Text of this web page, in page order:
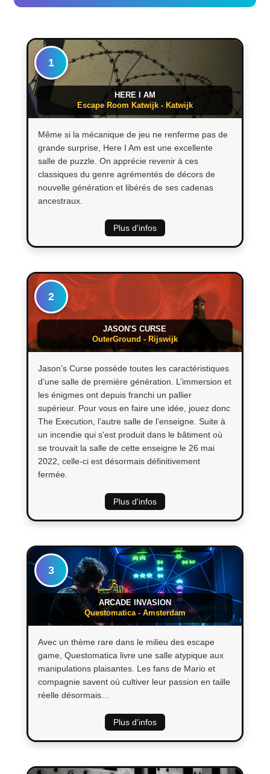
1
HERE I AM
Escape Room Katwijk - Katwijk
Même si la mécanique de jeu ne renferme pas de
grande surprise, Here I Am est une excellente
salle de puzzle. On apprécie revenir à ces
classiques du genre agrémentés de décors de
nouvelle génération et libérés de ses cadenas
ancestraux.
Plus d'infos
2
JASON'S CURSE
OuterGround - Rijswijk
Jason’s Curse possède toutes les caractéristiques
d’une salle de première génération. L’immersion et
les énigmes ont depuis franchi un pallier
supérieur. Pour vous en faire une idée, jouez donc
The Execution, l’autre salle de l’enseigne. Suite à
un incendie qui s'est produit dans le bâtiment où
se trouvait la salle de cette enseigne le 26 mai
2022, celle-ci est désormais définitivement
fermée.
Plus d'infos
3
ARCADE INVASION
Questomatica - Amsterdam
Avec un thème rare dans le milieu des escape
game, Questomatica livre une salle atypique aux
manipulations plaisantes. Les fans de Mario et
compagnie savent où cultiver leur passion en taille
réelle désormais…
Plus d'infos